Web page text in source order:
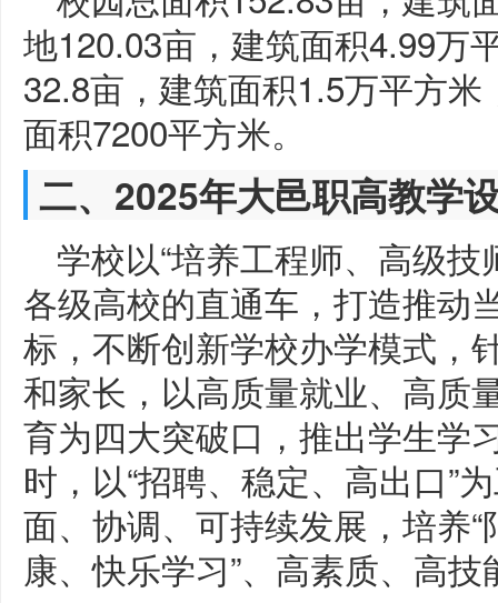
地120.03亩，建筑面积4.99万
32.8亩，建筑面积1.5万平方
面积7200平方米。
二、2025年大邑职高教学
学校以“培养工程师、高级
各级高校的直通车，打造推动
标，不断创新学校办学模式，
和家长，以高质量就业、高质
育为四大突破口，推出学生学
时，以“招聘、稳定、高出口”
面、协调、可持续发展，培养
康、快乐学习”、高素质、高